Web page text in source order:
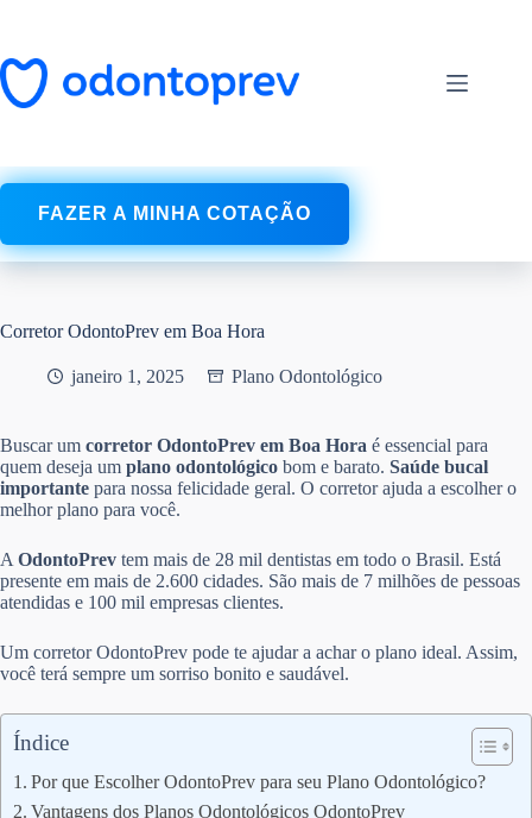
conteúdo
FAZER A MINHA COTAÇÃO
Corretor OdontoPrev em Boa Hora
janeiro 1, 2025 Plano Odontológico
Buscar um corretor OdontoPrev em Boa Hora é essencial para
quem deseja um plano odontológico bom e barato. Saúde bucal
importante para nossa felicidade geral. O corretor ajuda a escolher o
melhor plano para você.
A OdontoPrev tem mais de 28 mil dentistas em todo o Brasil. Está
presente em mais de 2.600 cidades. São mais de 7 milhões de pessoas
atendidas e 100 mil empresas clientes.
Um corretor OdontoPrev pode te ajudar a achar o plano ideal. Assim,
você terá sempre um sorriso bonito e saudável.
Índice
Por que Escolher OdontoPrev para seu Plano Odontológico?
Vantagens dos Planos Odontológicos OdontoPrev